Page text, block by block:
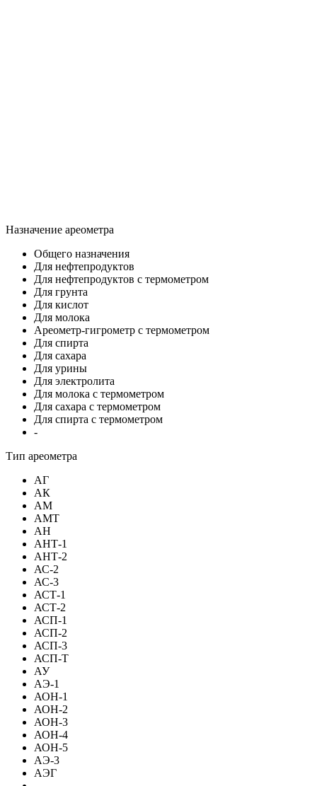
Назначение ареометра
Общего назначения
Для нефтепродуктов
Для нефтепродуктов с термометром
Для грунта
Для кислот
Для молока
Ареометр-гигрометр с термометром
Для спирта
Для сахара
Для урины
Для электролита
Для молока с термометром
Для сахара с термометром
Для спирта с термометром
-
Тип ареометра
АГ
АК
АМ
АМТ
АН
АНТ-1
АНТ-2
АС-2
АС-3
АСТ-1
АСТ-2
АСП-1
АСП-2
АСП-3
АСП-Т
АУ
АЭ-1
АОН-1
АОН-2
АОН-3
АОН-4
АОН-5
АЭ-3
АЭГ